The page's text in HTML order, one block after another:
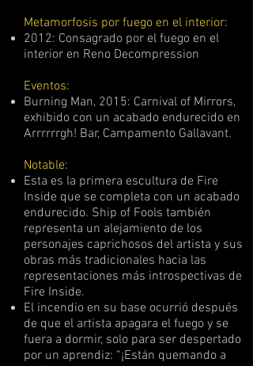
Metamorfosis por fuego en el interior:
2012: Consagrado por el fuego en el
interior en Reno Decompression
Eventos:
Burning Man, 2015: Carnival of Mirrors,
exhibido con un acabado endurecido en
Arrrrrrgh! Bar, Campamento Gallavant.
Notable:
Esta es la primera escultura de Fire
Inside que se completa con un acabado
endurecido. Ship of Fools también
representa un alejamiento de los
personajes caprichosos del artista y sus
obras más tradicionales hacia las
representaciones más introspectivas de
Fire Inside.
El incendio en su base ocurrió después
de que el artista apagara el fuego y se
fuera a dormir, solo para ser despertado
por un aprendiz: “¡Están quemando a